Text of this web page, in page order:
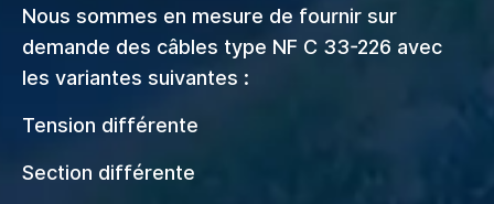
Nous sommes en mesure de fournir sur
demande des câbles type NF C 33-226 avec
les variantes suivantes :
Tension différente
Section différente